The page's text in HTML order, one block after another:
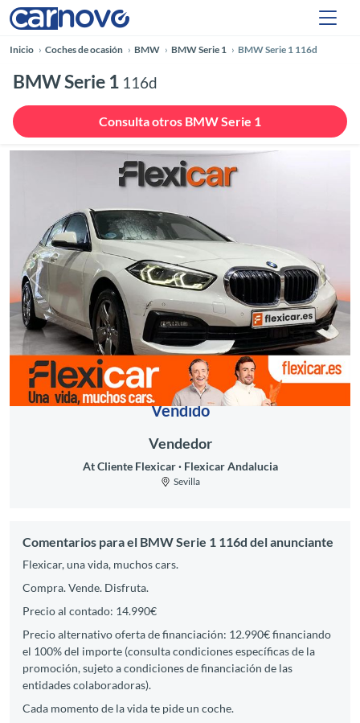
Inicio Coches de ocasión BMW BMW Serie 1 BMW Serie 1 116d
BMW Serie 1 116d
Consulta otros BMW Serie 1
Anterior
Vendido
Vendedor
At Cliente Flexicar Flexicar Andalucia
Sevilla
Comentarios para el BMW Serie 1 116d del anunciante
Flexicar, una vida, muchos cars.
Compra. Vende. Disfruta.
Precio al contado: 14.990€
Precio alternativo oferta de financiación: 12.990€ financiando
el 100% del importe (consulta condiciones específicas de la
promoción, sujeto a condiciones de financiación de las
entidades colaboradoras).
Cada momento de la vida te pide un coche.